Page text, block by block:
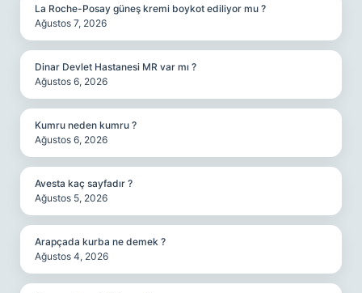
La Roche-Posay güneş kremi boykot ediliyor mu ?
Ağustos 7, 2026
Dinar Devlet Hastanesi MR var mı ?
Ağustos 6, 2026
Kumru neden kumru ?
Ağustos 6, 2026
Avesta kaç sayfadır ?
Ağustos 5, 2026
Arapçada kurba ne demek ?
Ağustos 4, 2026